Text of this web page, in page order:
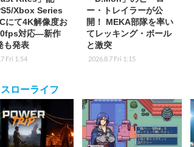
Xbox Series
にて4K解像度お
対応―新作
も発表
Fri 1:54
ー・トレイラーが公
開！ MEKA部隊を率い
てレッキング・ボール
と激突
2026.8.7 Fri 1:15
ローライフ